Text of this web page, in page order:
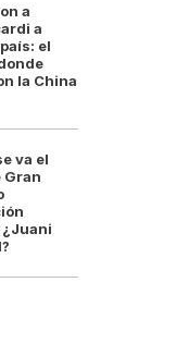
La industria metalúrgica
a
a
el
la China
va el
Gran
¿Juani